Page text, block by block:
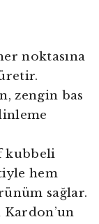
noktasına
zengin bas
kubbeli
hem
sağlar.